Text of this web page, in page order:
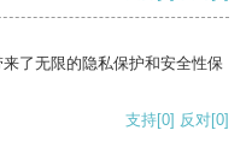
了无限的隐私保护和安全性保
支持[0] 反对[0]